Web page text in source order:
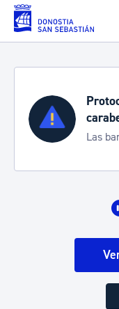
Saltar al contenido
Las